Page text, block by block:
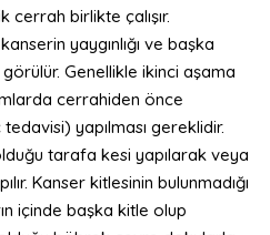
birlikte çalışır.
yaygınlığı ve başka
Genellikle ikinci aşama
cerrahiden önce
yapılması gereklidir.
tarafa kesi yapılarak veya
Kanser kitlesinin bulunmadığı
içinde başka kitle olup